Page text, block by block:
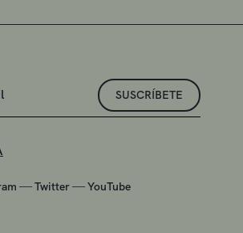
SUSCRÍBETE
—Twitter—YouTube